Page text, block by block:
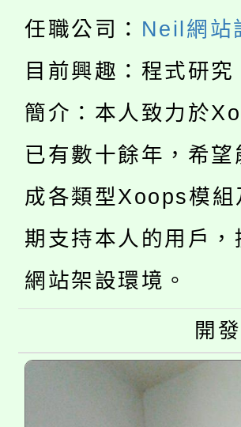
程
「本色祭」8/
場熱烈登場!
8/21下午1時
徵才活動。
YOUNG桃局
局官網。
8月14至27日
開!
田徑場及游泳
桃園市低收入
半價優惠，詳
者。
大園自造教育
份教師增能研習
大溪自造教育
份教師研習
淨零綠生活
會
115年食農教
任職公司： Neil網站
目前興趣：程式研
簡介：本人致力於
已有數十餘年，希
成各類型Xoops模
期支持本人的用戶
網站架設環境。
開